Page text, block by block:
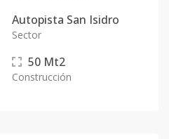
Autopista San Isidro
Sector
50 Mt2
Construcción